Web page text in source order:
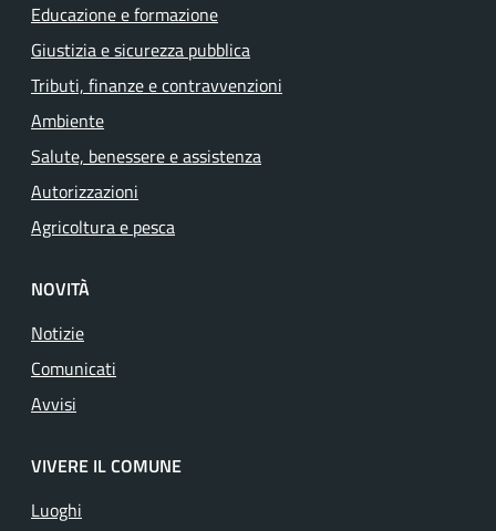
Educazione e formazione
Giustizia e sicurezza pubblica
Tributi, finanze e contravvenzioni
Ambiente
Salute, benessere e assistenza
Autorizzazioni
Agricoltura e pesca
NOVITÀ
Notizie
Comunicati
Avvisi
VIVERE IL COMUNE
Luoghi